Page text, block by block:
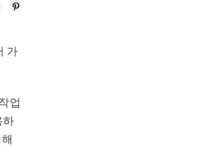
가
업
하